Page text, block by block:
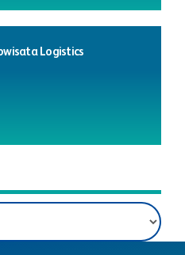
Logistics